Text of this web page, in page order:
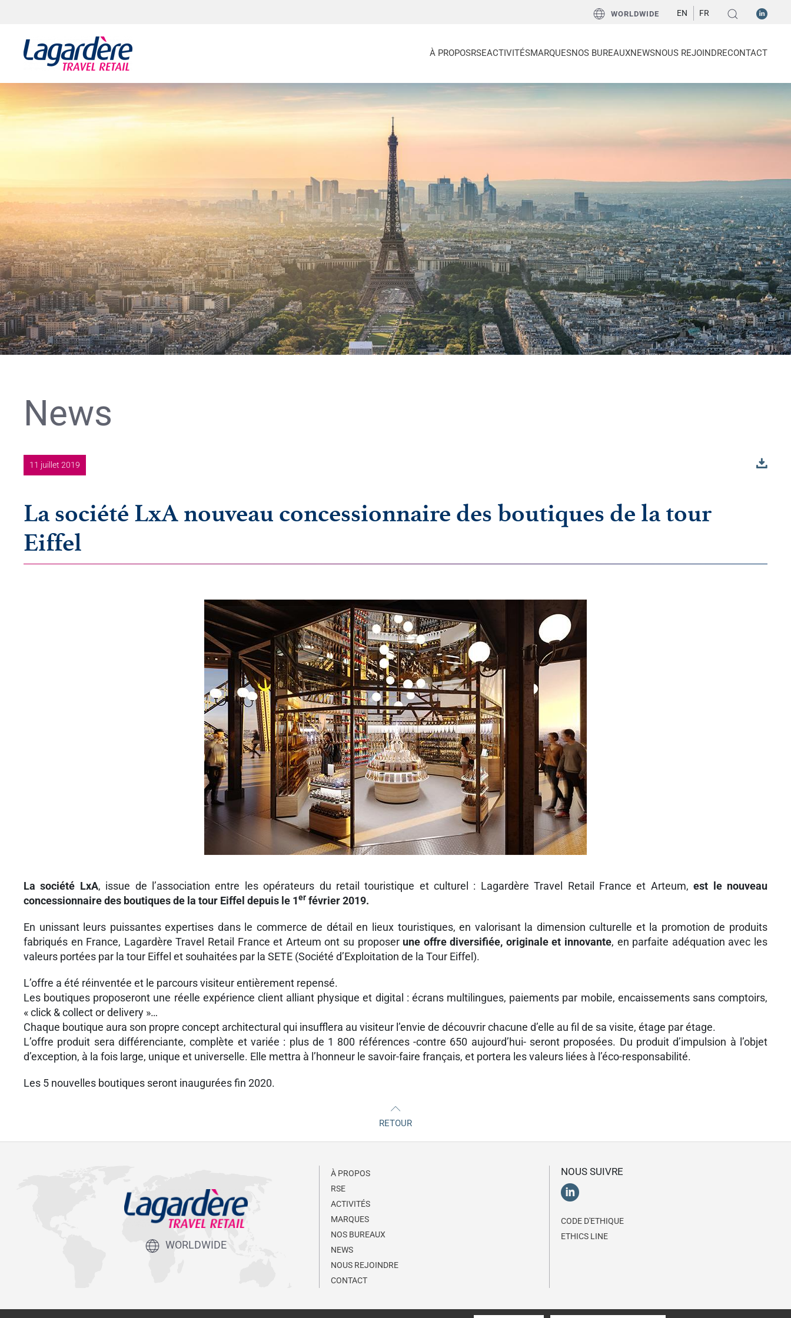
Aller au pied de page
WORLDWIDE EN FR
À PROPOSRSEACTIVITÉSMARQUESNOS BUREAUXNEWSNOUS REJOINDRECONTACT
News
11 juillet 2019
La société LxA nouveau concessionnaire des boutiques de la tour
Eiffel
La société LxA, issue de l’association entre les opérateurs du retail touristique et culturel : Lagardère Travel Retail France et Arteum,est le nouveau
concessionnaire des boutiques de la tour Eiffel depuis le 1er février 2019.
En unissant leurs puissantes expertises dans le commerce de détail en lieux touristiques, en valorisant la dimension culturelle et la promotion de produits
fabriqués en France, Lagardère Travel Retail France et Arteum ont su proposer une offre diversifiée, originale et innovante, en parfaite adéquation avec les
valeurs portées par la tour Eiffel et souhaitées par la SETE (Société d’Exploitation de la Tour Eiffel).
L’offre a été réinventée et le parcours visiteur entièrement repensé.
Les boutiques proposeront une réelle expérience client alliant physique et digital : écrans multilingues, paiements par mobile, encaissements sans comptoirs,
« click & collect or delivery »…
Chaque boutique aura son propre concept architectural qui insufflera au visiteur l’envie de découvrir chacune d’elle au fil de sa visite, étage par étage.
L’offre produit sera différenciante, complète et variée : plus de 1 800 références -contre 650 aujourd’hui- seront proposées. Du produit d’impulsion à l’objet
d’exception, à la fois large, unique et universelle. Elle mettra à l’honneur le savoir-faire français, et portera les valeurs liées à l’éco-responsabilité.
Les 5 nouvelles boutiques seront inaugurées fin 2020.
RETOUR
WORLDWIDE
À PROPOS
RSE
ACTIVITÉS
MARQUES
NOS BUREAUX
NEWS
NOUS REJOINDRE
CONTACT
NOUS SUIVRE
CODE D'ETHIQUE
ETHICS LINE